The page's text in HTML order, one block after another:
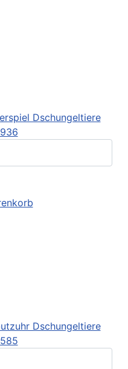
Dschungeltiere
Dschungeltiere